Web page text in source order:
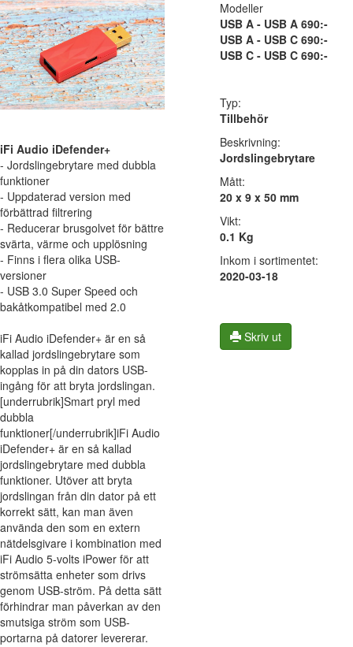
iFi Audio iDefender+
- Jordslingebrytare med dubbla
funktioner
- Uppdaterad version med
förbättrad filtrering
- Reducerar brusgolvet för bättre
svärta, värme och upplösning
- Finns i flera olika USB-
versioner
- USB 3.0 Super Speed och
bakåtkompatibel med 2.0
iFi Audio iDefender+ är en så
kallad jordslingebrytare som
kopplas in på din dators USB-
ingång för att bryta jordslingan.
[underrubrik]Smart pryl med
dubbla
funktioner[/underrubrik]iFi Audio
iDefender+ är en så kallad
jordslingebrytare med dubbla
funktioner. Utöver att bryta
jordslingan från din dator på ett
korrekt sätt, kan man även
använda den som en extern
nätdelsgivare i kombination med
iFi Audio 5-volts iPower för att
strömsätta enheter som drivs
genom USB-ström. På detta sätt
förhindrar man påverkan av den
smutsiga ström som USB-
portarna på datorer levererar.
Modeller
USB A - USB A 690:-
USB A - USB C 690:-
USB C - USB C 690:-
Typ:
Tillbehör
Beskrivning:
Jordslingebrytare
Mått:
20 x 9 x 50 mm
Vikt:
0.1 Kg
Inkom i sortimentet:
2020-03-18
Skriv ut